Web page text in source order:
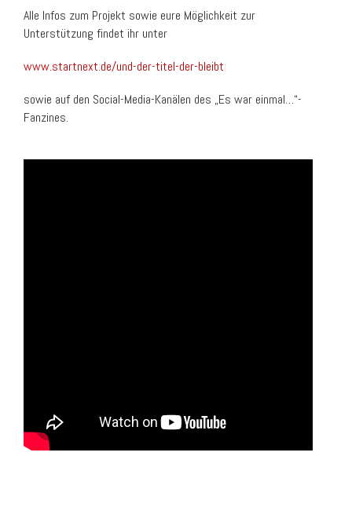
Alle Infos zum Projekt sowie eure Möglichkeit zur
Unterstützung findet ihr unter
www.startnext.de/und-der-titel-der-bleibt
sowie auf den Social-Media-Kanälen des „Es war einmal…“-
Fanzines.